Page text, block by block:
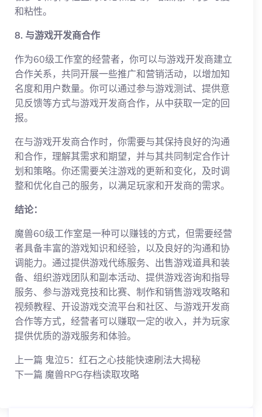
和粘性。
8. 与游戏开发商合作
作为60级工作室的经营者，你可以与游戏开发商建立
合作关系，共同开展一些推广和营销活动，以增加知
名度和用户数量。你可以通过参与游戏测试、提供意
见反馈等方式与游戏开发商合作，从中获取一定的回
报。
在与游戏开发商合作时，你需要与其保持良好的沟通
和合作，理解其需求和期望，并与其共同制定合作计
划和策略。你还需要关注游戏的更新和变化，及时调
整和优化自己的服务，以满足玩家和开发商的需求。
结论：
魔兽60级工作室是一种可以赚钱的方式，但需要经营
者具备丰富的游戏知识和经验，以及良好的沟通和协
调能力。通过提供游戏代练服务、出售游戏道具和装
备、组织游戏团队和副本活动、提供游戏咨询和指导
服务、参与游戏竞技和比赛、制作和销售游戏攻略和
视频教程、开设游戏交流平台和社区、与游戏开发商
合作等方式，经营者可以赚取一定的收入，并为玩家
提供优质的游戏服务和体验。
上一篇 鬼泣5：红石之心技能快速刷法大揭秘
下一篇 魔兽RPG存档读取攻略